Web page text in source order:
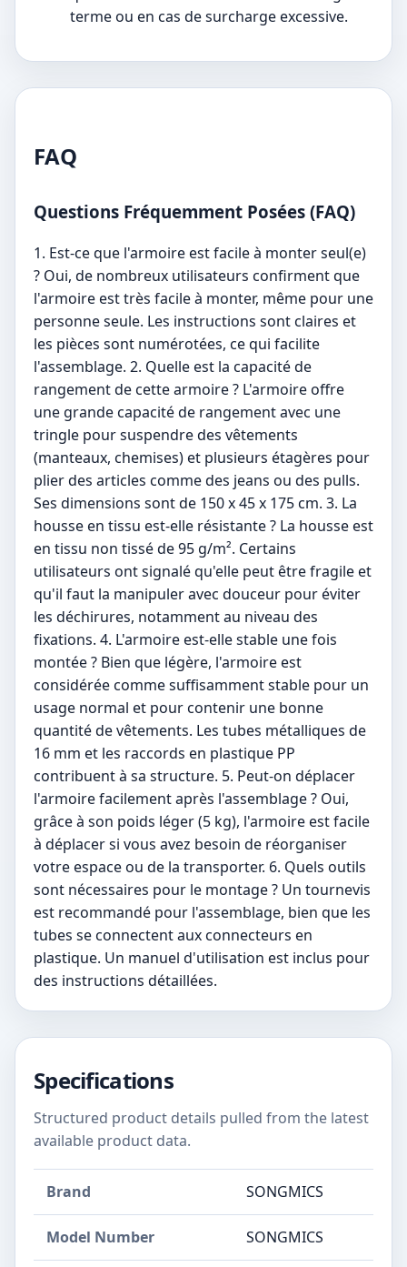
terme ou en cas de surcharge excessive.
FAQ
Questions Fréquemment Posées (FAQ)
1. Est-ce que l'armoire est facile à monter seul(e)
? Oui, de nombreux utilisateurs confirment que
l'armoire est très facile à monter, même pour une
personne seule. Les instructions sont claires et
les pièces sont numérotées, ce qui facilite
l'assemblage. 2. Quelle est la capacité de
rangement de cette armoire ? L'armoire offre
une grande capacité de rangement avec une
tringle pour suspendre des vêtements
(manteaux, chemises) et plusieurs étagères pour
plier des articles comme des jeans ou des pulls.
Ses dimensions sont de 150 x 45 x 175 cm. 3. La
housse en tissu est-elle résistante ? La housse est
en tissu non tissé de 95 g/m². Certains
utilisateurs ont signalé qu'elle peut être fragile et
qu'il faut la manipuler avec douceur pour éviter
les déchirures, notamment au niveau des
fixations. 4. L'armoire est-elle stable une fois
montée ? Bien que légère, l'armoire est
considérée comme suffisamment stable pour un
usage normal et pour contenir une bonne
quantité de vêtements. Les tubes métalliques de
16 mm et les raccords en plastique PP
contribuent à sa structure. 5. Peut-on déplacer
l'armoire facilement après l'assemblage ? Oui,
grâce à son poids léger (5 kg), l'armoire est facile
à déplacer si vous avez besoin de réorganiser
votre espace ou de la transporter. 6. Quels outils
sont nécessaires pour le montage ? Un tournevis
est recommandé pour l'assemblage, bien que les
tubes se connectent aux connecteurs en
plastique. Un manuel d'utilisation est inclus pour
des instructions détaillées.
Specifications
Structured product details pulled from the latest
available product data.
Brand SONGMICS
Model Number ‎SONGMICS